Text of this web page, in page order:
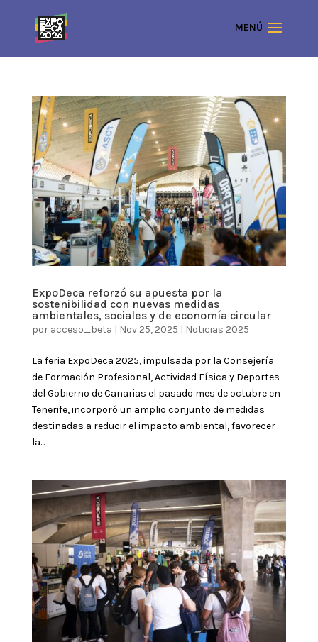
ExpoDeca reforzó su apuesta por la
sostenibilidad con nuevas medidas
ambientales, sociales y de economía circular
por acceso_beta | Nov 25, 2025 | Noticias 2025
La feria ExpoDeca 2025, impulsada por la Consejería
de Formación Profesional, Actividad Física y Deportes
del Gobierno de Canarias el pasado mes de octubre en
Tenerife, incorporó un amplio conjunto de medidas
destinadas a reducir el impacto ambiental, favorecer
la...